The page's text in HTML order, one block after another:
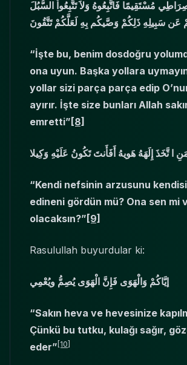
مُسْتَقِيمًا فَاتَّبِعُوهُ وَلاَ تَتَّبِعُواْ السُّبُلَ
“İşte bu, benim dosdoğru
ona uyun. Başka yollara
yollar sizi parça parça edip
ayırır. İşte size bunları Allah
emretti” [8]
“Kendi nefsinin arzusunu
edineni gördün mü? Ona sen mi
olacaksın?” [9]
Rasulullah buyurdular ki:
إيَّاكُمْ وَالْهَوَى فَإِنَّ الْهَوَى يُصِمُّ ويُعْمِي
“Sakın heva ve hevesinize
Çünkü bu tutku, kulağı sağır,
eder” [10]